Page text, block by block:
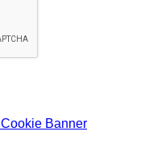
Banner